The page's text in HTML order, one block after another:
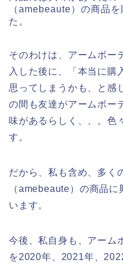
（amebeaute）の商品
た。
そのわけは、アームボー
入した後に、「本当に購
思ってしまうかも、と感
の間も友達がアームボー
味があるらしく、、。色
す。
だから、私も含め、多く
（amebeaute）の商品
います。
今後、私自身も、アーム
を2020年、2021年、